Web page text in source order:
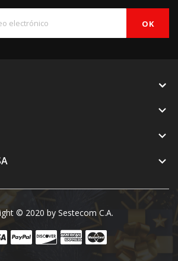



© 2020 by Sestecom C.A.